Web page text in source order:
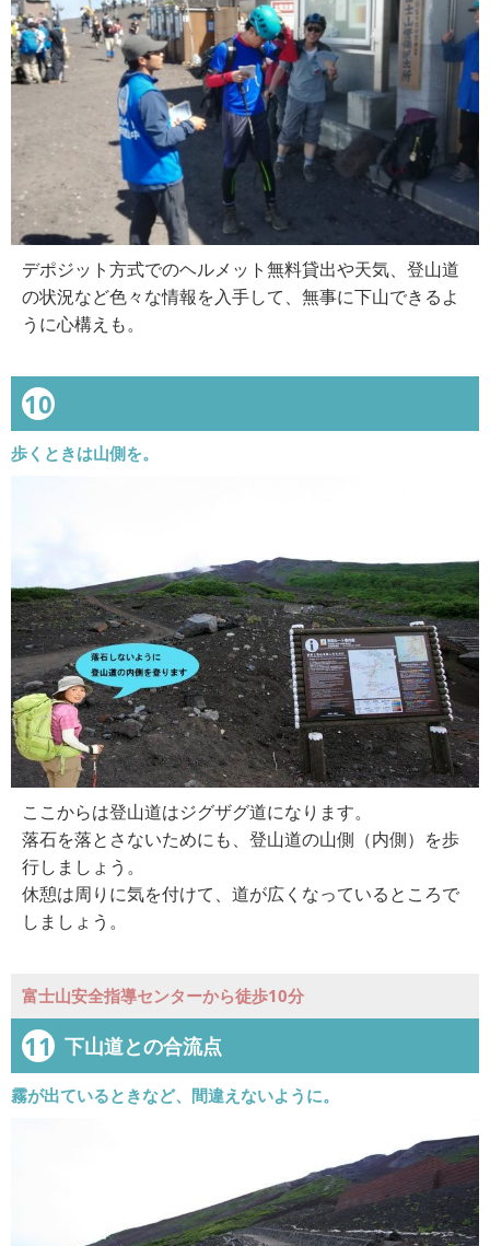
デポジット方式でのヘルメット無料貸出や天気、登山道
の状況など色々な情報を入手して、無事に下山できるよ
うに心構えも。
10
歩くときは山側を。
ここからは登山道はジグザグ道になります。
落石を落とさないためにも、登山道の山側（内側）を歩
行しましょう。
休憩は周りに気を付けて、道が広くなっているところで
しましょう。
富士山安全指導センターから徒歩10分
11 下山道との合流点
霧が出ているときなど、間違えないように。